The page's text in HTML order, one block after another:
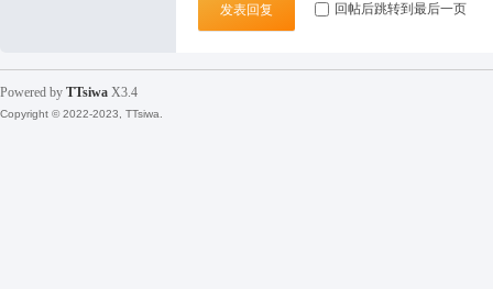
发表回复 回帖后跳转到最后一页
Powered by TTsiwa X3.4
Copyright © 2022-2023, TTsiwa.